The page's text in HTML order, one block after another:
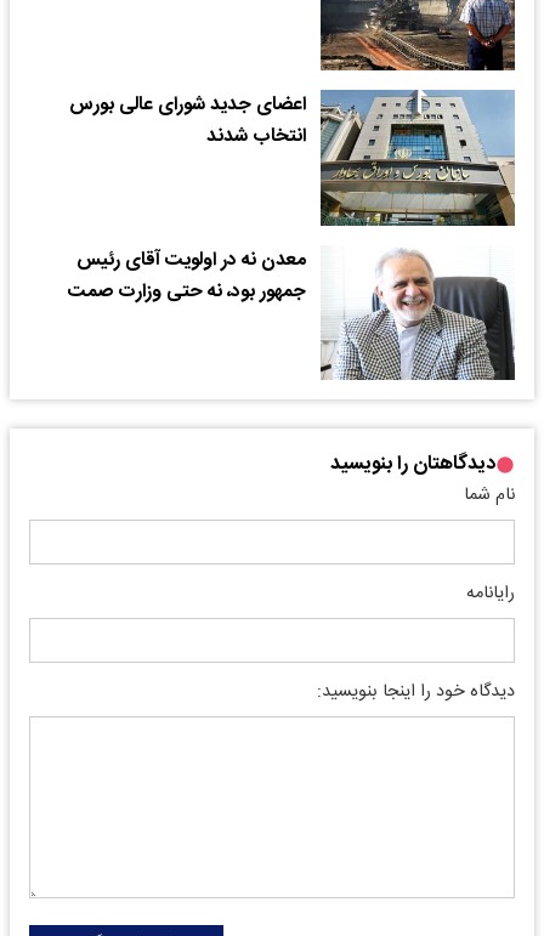
اعضای جدید شورای عالی بورس
انتخاب شدند
معدن نه در اولویت آقای رئیس
جمهور بود، نه حتی وزارت صمت
دیدگاهتان را بنویسید
نام شما
رایانامه
دیدگاه خود را اینجا بنویسید: